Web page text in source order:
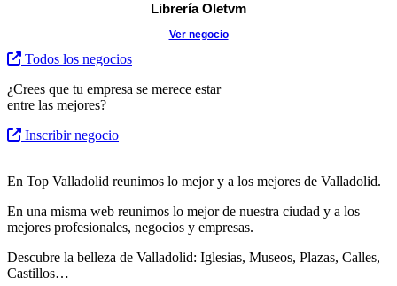
Librería Oletvm
Ver negocio
Todos los negocios
¿Crees que tu empresa se merece estar
entre las mejores?
Inscribir negocio
En Top Valladolid reunimos lo mejor y a los mejores de Valladolid.
En una misma web reunimos lo mejor de nuestra ciudad y a los
mejores profesionales, negocios y empresas.
Descubre la belleza de Valladolid: Iglesias, Museos, Plazas, Calles,
Castillos…